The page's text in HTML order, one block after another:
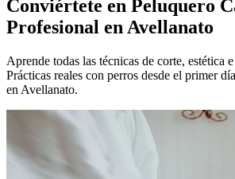
Conviértete en Peluquero
Profesional en Avellanato
Aprende todas las técnicas de corte, estética
Prácticas reales con perros desde el primer
en Avellanato.